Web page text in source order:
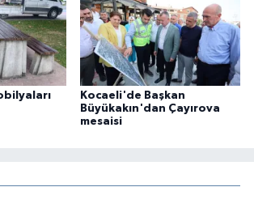
Kocaeli'de Başkan
Büyükakın'dan Çayırova
mesaisi